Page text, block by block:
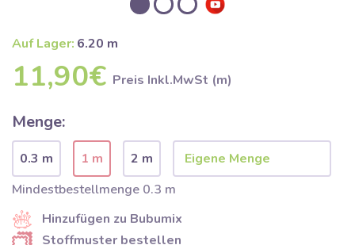
Auf Lager: 6.20 m
11,90€ Preis Inkl.MwSt (m)
Menge:
0.3 m 1 m
2 m
Mindestbestellmenge 0.3 m
Hinzufügen zu Bubumix
Stoffmuster bestellen